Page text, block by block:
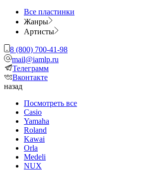
Все пластинки
Жанры
Артисты
8 (800) 700-41-98
mail@iamlp.ru
Телеграмм
Вконтакте
назад
Посмотреть все
Casio
Yamaha
Roland
Kawai
Orla
Medeli
NUX